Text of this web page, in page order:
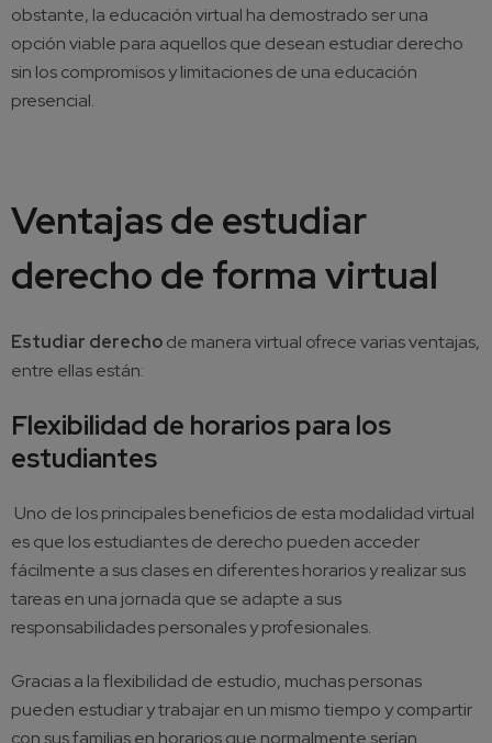
obstante, la educación virtual ha demostrado ser una
opción viable para aquellos que desean estudiar derecho
sin los compromisos y limitaciones de una educación
presencial.
Ventajas de estudiar
derecho de forma virtual
Estudiar derechode manera virtual ofrece varias ventajas,
entre ellas están:
Flexibilidad de horarios para los
estudiantes
Uno de los principales beneficios de esta modalidad virtual
es que los estudiantes de derecho pueden acceder
fácilmente a sus clases en diferentes horarios y realizar sus
tareas en una jornada que se adapte a sus
responsabilidades personales y profesionales.
Gracias a la flexibilidad de estudio, muchas personas
pueden estudiar y trabajar en un mismo tiempo y compartir
con sus familias en horarios que normalmente serían